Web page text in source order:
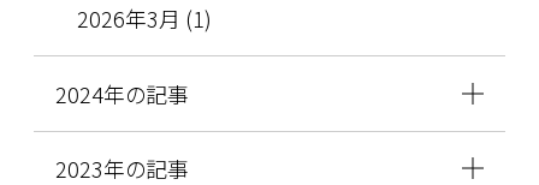
2026年3月 (1)
2024年の記事
2023年の記事